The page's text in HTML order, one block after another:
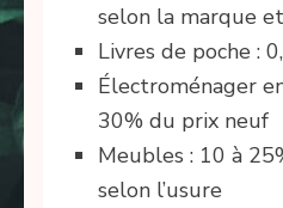
selon la marque
Livres de poche :
Électroménager
30% du prix neuf
Meubles : 10 à
selon l’usure